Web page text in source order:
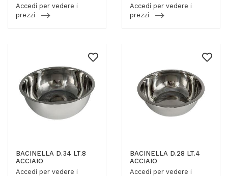
Accedi per vedere i
prezzi
Accedi per vedere i
prezzi
BACINELLA D.34 LT.8
ACCIAIO
Accedi per vedere i
BACINELLA D.28 LT.4
ACCIAIO
Accedi per vedere i